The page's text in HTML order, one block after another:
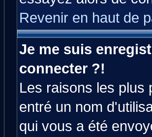
Revenir en haut de
Je me suis
connecter ?!
Les raisons les plus
entré un nom
qui vous a été